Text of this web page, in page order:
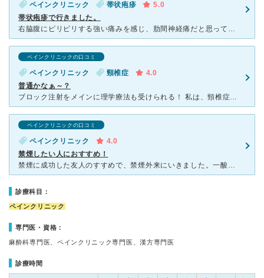
ペインクリニック 帯状疱疹
5.0
帯状疱疹で行きました。
右脇腹にピリピリする強い痛みを感じ、肋間神経痛だと思って行ったら、帯状疱疹でした。その後、帯状疱疹後神経痛も何度か経験し、全て水谷先生にお世話になってます。 ひどい痛みの時には、ブロック注射をお願い
ペインクリニックの口コミ
ペインクリニック 頸椎症
4.0
普通かなぁ～？
ブロック注射をメインに理学療法も受けられる！ 私は、頸椎症で通院していますが、良いと思います。 ただ、待合室が付き添いの人と会計待ちの人が椅子を占領していて、患者が座れない状況が多々あります。
ペインクリニックの口コミ
ペインクリニック
4.0
禁煙したい人におすすめ！
禁煙に成功した友人のすすめで、禁煙外来にいきました。一酸化炭素の濃度測定、ニコチン依存度のテストをおこないました。男性の先生で、サバサバとしています。禁煙の意思をしっかりと確かめられました。薬はチャン
診療科目：
ペインクリニック
専門医・資格：
麻酔科専門医、ペインクリニック専門医、漢方専門医
診療時間